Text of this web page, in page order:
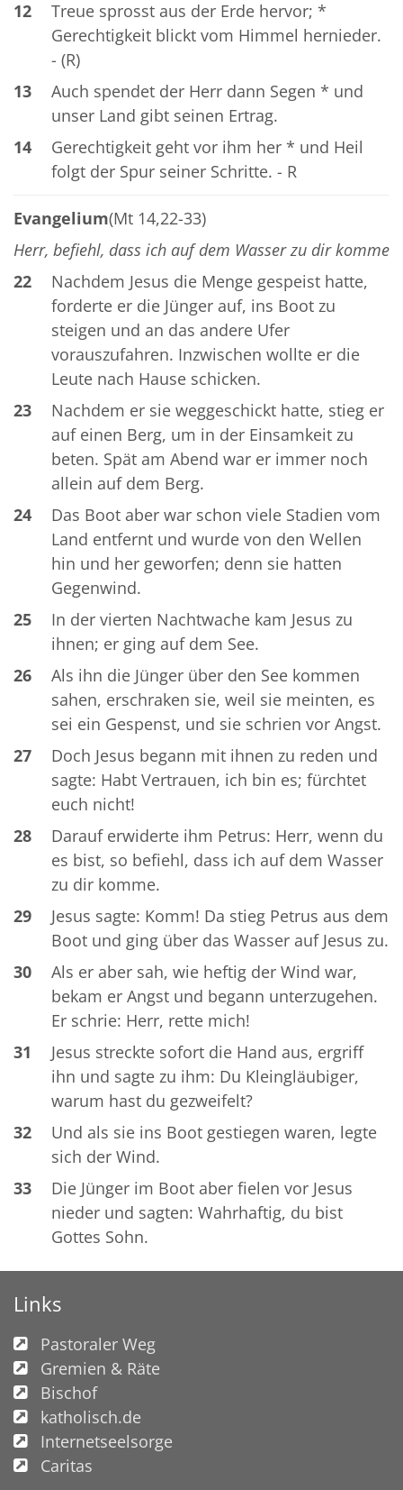
12
Treue sprosst aus der Erde hervor; *
Gerechtigkeit blickt vom Himmel hernieder.
- (R)
13
Auch spendet der Herr dann Segen * und
unser Land gibt seinen Ertrag.
14
Gerechtigkeit geht vor ihm her * und Heil
folgt der Spur seiner Schritte. - R
Evangelium(Mt 14,22-33)
Herr, befiehl, dass ich auf dem Wasser zu dir komme
22
Nachdem Jesus die Menge gespeist hatte,
forderte er die Jünger auf, ins Boot zu
steigen und an das andere Ufer
vorauszufahren. Inzwischen wollte er die
Leute nach Hause schicken.
23
Nachdem er sie weggeschickt hatte, stieg er
auf einen Berg, um in der Einsamkeit zu
beten. Spät am Abend war er immer noch
allein auf dem Berg.
24
Das Boot aber war schon viele Stadien vom
Land entfernt und wurde von den Wellen
hin und her geworfen; denn sie hatten
Gegenwind.
25
In der vierten Nachtwache kam Jesus zu
ihnen; er ging auf dem See.
26
Als ihn die Jünger über den See kommen
sahen, erschraken sie, weil sie meinten, es
sei ein Gespenst, und sie schrien vor Angst.
27
Doch Jesus begann mit ihnen zu reden und
sagte: Habt Vertrauen, ich bin es; fürchtet
euch nicht!
28
Darauf erwiderte ihm Petrus: Herr, wenn du
es bist, so befiehl, dass ich auf dem Wasser
zu dir komme.
29
Jesus sagte: Komm! Da stieg Petrus aus dem
Boot und ging über das Wasser auf Jesus zu.
30
Als er aber sah, wie heftig der Wind war,
bekam er Angst und begann unterzugehen.
Er schrie: Herr, rette mich!
31
Jesus streckte sofort die Hand aus, ergriff
ihn und sagte zu ihm: Du Kleingläubiger,
warum hast du gezweifelt?
32
Und als sie ins Boot gestiegen waren, legte
sich der Wind.
33
Die Jünger im Boot aber fielen vor Jesus
nieder und sagten: Wahrhaftig, du bist
Gottes Sohn.
Links
Pastoraler Weg
Gremien & Räte
Bischof
katholisch.de
Internetseelsorge
Caritas